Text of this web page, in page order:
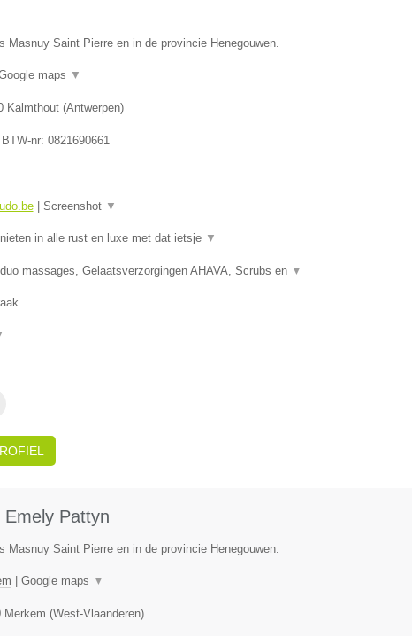
Masnuy Saint Pierre en in de provincie Henegouwen.
maps ▼
Kalmthout(Antwerpen)
nr: 0821690661
| Screenshot ▼
in alle rust en luxe met dat ietsje ▼
massages, Gelaatsverzorgingen AHAVA, Scrubs en ▼
Pattyn
Masnuy Saint Pierre en in de provincie Henegouwen.
Google maps ▼
Merkem (West-Vlaanderen)